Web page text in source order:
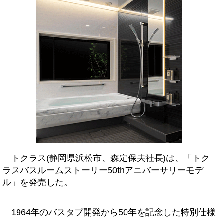
トクラス(静岡県浜松市、森定保夫社長)は、「トク
ラスバスルームストーリー50thアニバーサリーモデ
ル」を発売した。
1964年のバスタブ開発から50年を記念した特別仕様